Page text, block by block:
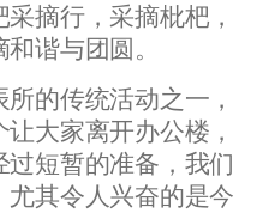
摘行，采摘枇杷，
谐与团圆。
的传统活动之一，
大家离开办公楼，
短暂的准备，我们
其令人兴奋的是今